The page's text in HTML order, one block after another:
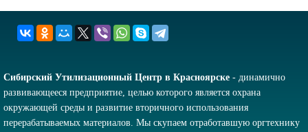
Сибирский Утилизационный Центр в Красноярске - динамично
развивающееся предприятие, целью которого является охрана
окружающей среды и развитие вторичного использования
перерабатываемых материалов. Мы скупаем отработавшую оргтехнику